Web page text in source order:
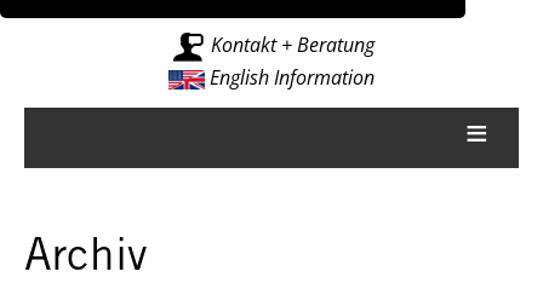
Kontakt + Beratung
English Information
≡
Archiv